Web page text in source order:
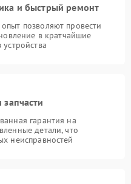
и быстрый ремонт
позволяют провести
в кратчайшие
гарантия на
детали, что
неисправностей